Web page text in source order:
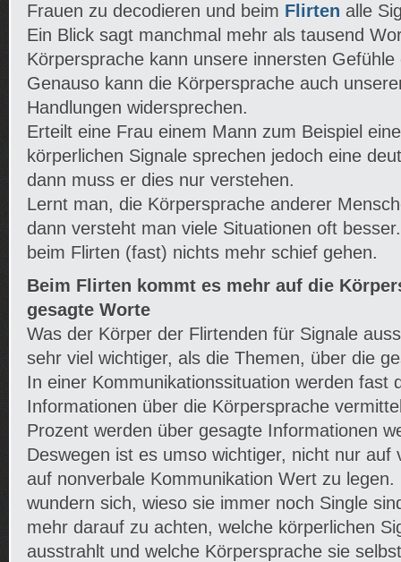
Frauen zu decodieren und beim Flirten alle
Ein Blick sagt manchmal mehr als tausend
Körpersprache kann unsere innersten
Genauso kann die Körpersprache auch
Handlungen widersprechen.
Erteilt eine Frau einem Mann zum Beispiel
körperlichen Signale sprechen jedoch eine
dann muss er dies nur verstehen.
Lernt man, die Körpersprache anderer
dann versteht man viele Situationen oft
beim Flirten (fast) nichts mehr schief gehen.
Beim Flirten kommt es mehr auf die
gesagte Worte
Was der Körper der Flirtenden für Signale
sehr viel wichtiger, als die Themen, über die
In einer Kommunikationssituation werden fast
Informationen über die Körpersprache
Prozent werden über gesagte Informationen
Deswegen ist es umso wichtiger, nicht nur auf
auf nonverbale Kommunikation Wert zu legen.
wundern sich, wieso sie immer noch Single
mehr darauf zu achten, welche körperlichen
ausstrahlt und welche Körpersprache sie